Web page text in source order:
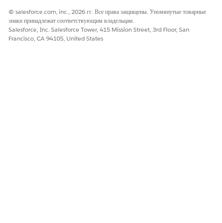
Дополнительные ресурсы
https://docs.mulesoft.com/release-notes/api-
manager/api-manager-release-notes#2-5-29
© salesforce.com, inc., 2026 гг. Все права защищены. Упомянутые товарные
знаки принадлежат соответствующим владельцам.
Salesforce, Inc. Salesforce Tower, 415 Mission Street, 3rd Floor, San
Francisco, CA 94105, United States